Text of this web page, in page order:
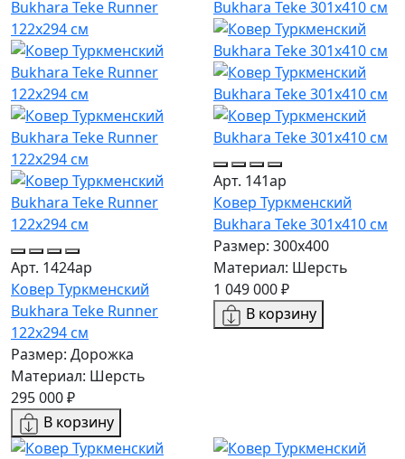
Арт. 1424ар
Ковер Туркменский
Bukhara Teke Runner
122x294 см
Размер: Дорожка
Материал: Шерсть
295 000 ₽
В корзину
Арт. 141ар
Ковер Туркменский
Bukhara Teke 301x410 см
Размер: 300x400
Материал: Шерсть
1 049 000 ₽
В корзину